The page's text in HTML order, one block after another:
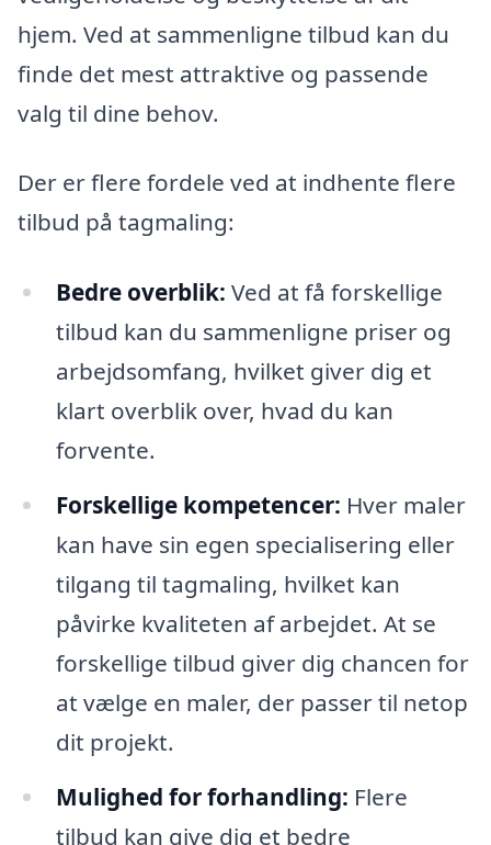
hjem. Ved at sammenligne tilbud kan du
finde det mest attraktive og passende
valg til dine behov.
Der er flere fordele ved at indhente flere
tilbud på tagmaling:
Bedre overblik: Ved at få forskellige
tilbud kan du sammenligne priser og
arbejdsomfang, hvilket giver dig et
klart overblik over, hvad du kan
forvente.
Forskellige kompetencer: Hver maler
kan have sin egen specialisering eller
tilgang til tagmaling, hvilket kan
påvirke kvaliteten af arbejdet. At se
forskellige tilbud giver dig chancen for
at vælge en maler, der passer til netop
dit projekt.
Mulighed for forhandling: Flere
tilbud kan give dig et bedre